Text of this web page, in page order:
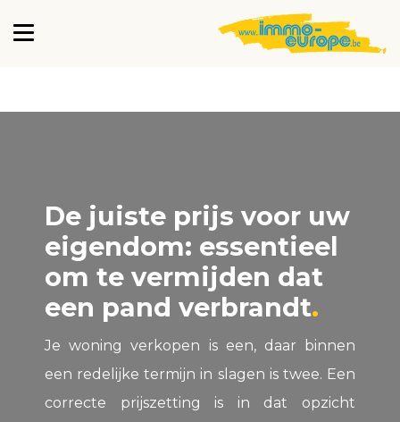
De juiste prijs voor uw
eigendom: essentieel
om te vermijden dat
een pand verbrandt
Je woning verkopen is een, daar binnen
een redelijke termijn in slagen is twee. Een
correcte prijszetting is in dat opzicht